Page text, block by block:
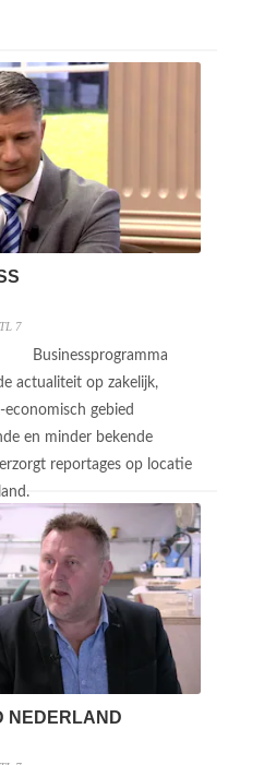
7
Businessprogramma
actualiteit op zakelijk,
gebied
en minder bekende
reportages op locatie
NEDERLAND